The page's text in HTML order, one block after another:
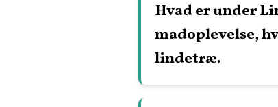
Hvad er under
madoplevelse,
lindetræ.